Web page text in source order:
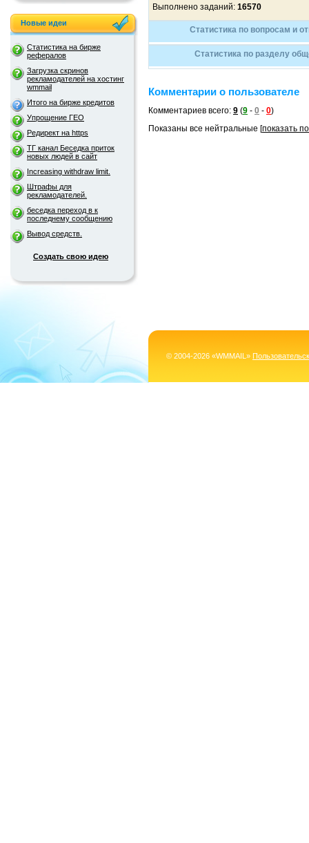
Новые идеи
Статистика на бирже
рефералов
Загрузка скринов
рекламодателей на хостинг
wmmail
Итого на бирже кредитов
Упрощение ГЕО
Редирект на https
ТГ канал Беседка приток
новых людей в сайт
Increasing withdraw limit.
Штрафы для
рекламодателей.
беседка переход в к
последнему сообщению
Вывод средств.
Создать свою идею
Выполнено заданий: 16570
Статистика по вопросам и
Статистика по разделу
Комментарии о пользователе
Комментариев всего: 9 (9 - 0 - 0)
Показаны все нейтральные [показать
© 2004-2026 «WMMAIL»